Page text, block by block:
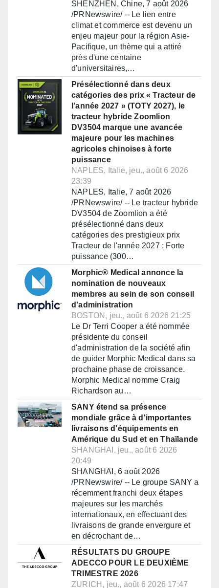
SHENZHEN, Chine, 7 août 2026
/PRNewswire/ -- Le lien entre
climat et commerce est devenu un
enjeu majeur pour la région Asie-
Pacifique, un thème qui a attiré
près d'une centaine
d'universitaires,…
Présélectionné dans deux
catégories des prix « Tracteur de
l'année 2027 » (TOTY 2027), le
tracteur hybride Zoomlion
DV3504 marque une avancée
majeure pour les machines
agricoles chinoises à forte
puissance
NAPLES, Italie, jeu., août 6 2026
23:39
NAPLES, Italie, 7 août 2026
/PRNewswire/ -- Le tracteur hybride
DV3504 de Zoomlion a été
présélectionné dans deux
catégories des prestigieux prix
Tracteur de l'année 2027 : Forte
puissance (300…
Morphic® Medical annonce la
nomination de nouveaux
membres au sein de son conseil
d'administration
BOSTON, jeu., août 6 2026 21:25
Le Dr Terri Cooper a été nommée
présidente du conseil
d'administration de la société afin
de guider Morphic Medical dans sa
prochaine phase de croissance.
Morphic Medical nomme Craig
Richardson au…
SANY étend sa présence
mondiale grâce à d'importantes
livraisons d'équipements en
Amérique du Sud et en Thaïlande
SHANGHAI, jeu., août 6 2026
20:49
SHANGHAI, 6 août 2026
/PRNewswire/ -- Le groupe SANY a
récemment franchi deux étapes
majeures sur les marchés
internationaux, en effectuant des
livraisons de grande envergure et
en décrochant de…
RÉSULTATS DU GROUPE
ADECCO POUR LE DEUXIÈME
TRIMESTRE 2026
ZURICH, jeu., août 6 2026 17:47